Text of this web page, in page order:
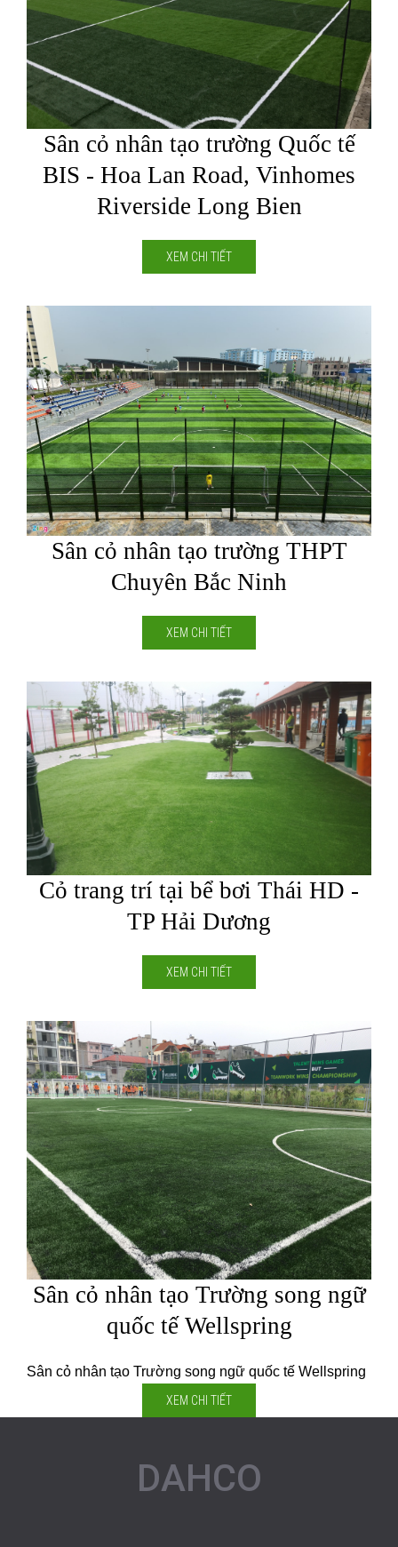
Sân cỏ nhân tạo trường Quốc tế
BIS - Hoa Lan Road, Vinhomes
Riverside Long Bien
XEM CHI TIẾT
Sân cỏ nhân tạo trường THPT
Chuyên Bắc Ninh
XEM CHI TIẾT
Cỏ trang trí tại bể bơi Thái HD -
TP Hải Dương
XEM CHI TIẾT
Sân cỏ nhân tạo Trường song ngữ
quốc tế Wellspring
Sân cỏ nhân tạo Trường song ngữ quốc tế Wellspring
XEM CHI TIẾT
DAHCO